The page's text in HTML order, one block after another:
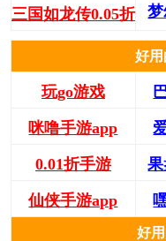
三国如龙传0.05折
好用
玩go游戏
咪噜手游app
0.01折手游
仙侠手游app
好